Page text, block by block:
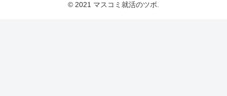
© 2021 マスコミ就活のツボ.